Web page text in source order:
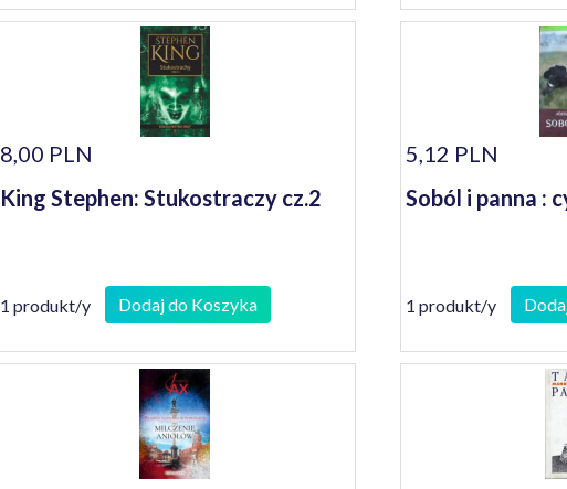
8,00 PLN
King Stephen: Stukostraczy cz.2
1 produkt/y Dodaj do Koszyka
5,12 PLN
Soból i panna :
1 produkt/y